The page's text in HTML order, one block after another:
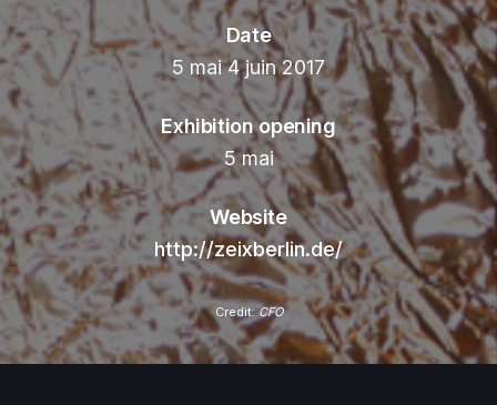
Date
5 mai 4 juin 2017
Exhibition opening
5 mai
Website
http://zeixberlin.de/
Credit:CFO